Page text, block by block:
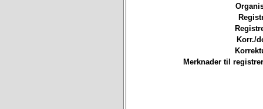
Korr./
Merknader til